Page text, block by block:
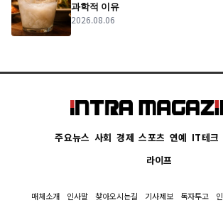
과학적 이유
2026.08.06
주요뉴스 사회 경제 스포츠 연예 IT테크
라이프
매체소개 인사말 찾아오시는길 기사제보 독자투고